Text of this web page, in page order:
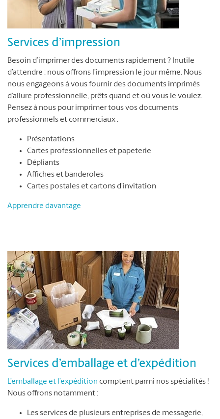
Services d’impression
Besoin d’imprimer des documents rapidement ? Inutile
d’attendre : nous offrons l’impression le jour même. Nous
nous engageons à vous fournir des documents imprimés
d’allure professionnelle, prêts quand et où vous le voulez.
Pensez à nous pour imprimer tous vos documents
professionnels et commerciaux :
Présentations
Cartes professionnelles et papeterie
Dépliants
Affiches et banderoles
Cartes postales et cartons d’invitation
Apprendre davantage
Services d’emballage et d’expédition
L’emballage et l’expédition comptent parmi nos spécialités !
Nous offrons notamment :
Les services de plusieurs entreprises de messagerie,